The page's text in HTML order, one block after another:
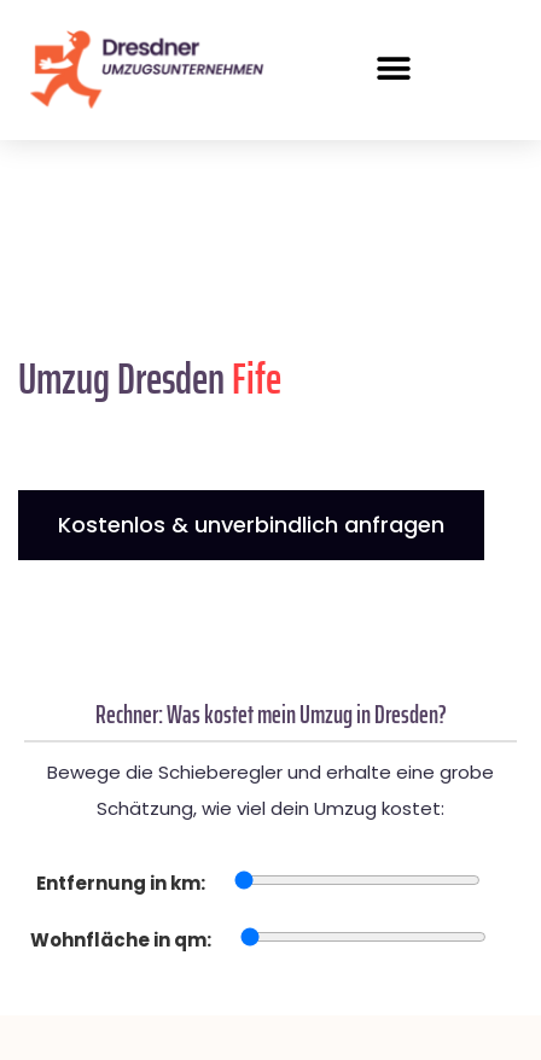
Umzug DresdenFife
Kostenlos & unverbindlich anfragen
Rechner: Was kostet mein Umzug in Dresden?
Bewege die Schieberegler und erhalte eine grobe
Schätzung, wie viel dein Umzug kostet:
Entfernung in km:
Wohnfläche in qm: